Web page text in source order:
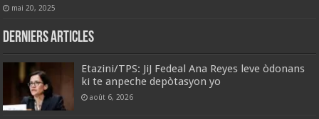
mai 20, 2025
Derniers articles
Etazini/TPS: JiJ Fedeal Ana Reyes leve òdonans
ki te anpeche depòtasyon yo
août 6, 2026